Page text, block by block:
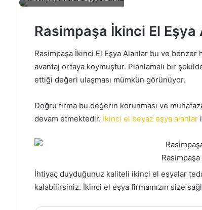
-
o
s
t
g
ö
m
e
Rasimpaşa İkinci El Eşya
Rasimpaşa İkinci El Eşya Alanlar bu ve
avantaj ortaya koymuştur. Planlamalı bir
ettiği değeri ulaşması mümkün görünüyor.
Doğru firma bu değerin korunması ve
devam etmektedir. İkinci el beyaz eşya alanlar
İhtiyaç duyduğunuz kaliteli ikinci el eşyalar
kalabilirsiniz. İkinci el eşya firmamızın size